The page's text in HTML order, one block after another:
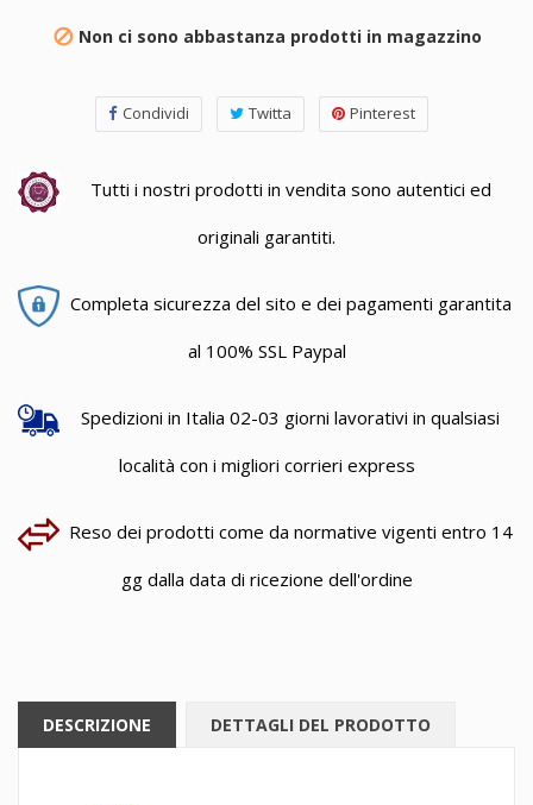
 Non ci sono abbastanza prodotti in magazzino
Condividi Twitta Pinterest
Tutti i nostri prodotti in vendita sono autentici ed
originali garantiti.
Completa sicurezza del sito e dei pagamenti garantita
al 100% SSL Paypal
Spedizioni in Italia 02-03 giorni lavorativi in qualsiasi
località con i migliori corrieri express
Reso dei prodotti come da normative vigenti entro 14
gg dalla data di ricezione dell'ordine
DESCRIZIONE DETTAGLI DEL PRODOTTO